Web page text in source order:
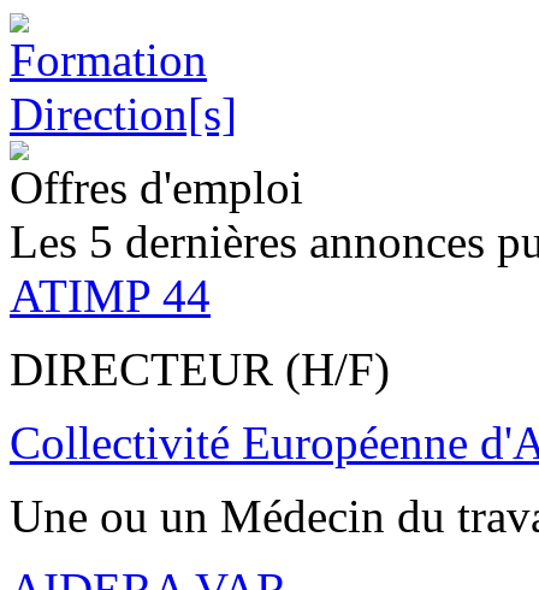
Offres d'emploi
Les 5 dernières annonces
ATIMP 44
DIRECTEUR (H/F)
Collectivité Européenne
Une ou un Médecin du